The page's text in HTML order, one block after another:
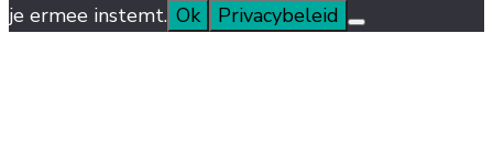
je ermee instemt. Ok Privacybeleid